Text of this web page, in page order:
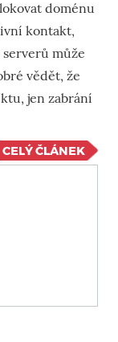
doménu
kontakt,
může
vědět, že
jen zabrání
CELÝ ČLÁNEK